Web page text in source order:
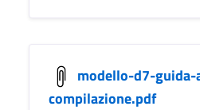
modello-d7-
compilazione.pdf